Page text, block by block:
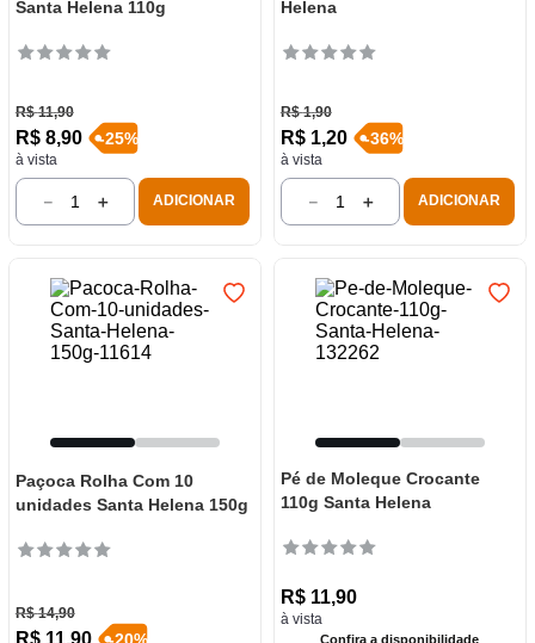
Santa Helena 110g
R$ 11,90
R$ 8,90
à vista
-25%
＋
－ ADICIONAR
Helena
R$ 1,90
R$ 1,20
à vista
-36%
＋
－ ADICIONAR
Paçoca Rolha Com 10
unidades Santa Helena 150g
R$ 14,90
R$ 11,90
Pé de Moleque Crocante
110g Santa Helena
R$ 11,90
à vista
Confira a disponibilidade